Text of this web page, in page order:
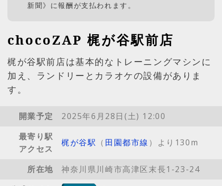
新聞》に報酬が支払われます。
chocoZAP 梶が谷駅前店
梶が谷駅前店は基本的なトレーニングマシンに
加え、ランドリーとカラオケの設備がありま
す。
開業予定
2025年6月28日(土) 12:00
最寄り駅
アクセス
梶が谷駅 （ 田園都市線 ）より130m
所在地
神奈川県川崎市高津区末長1-23-24